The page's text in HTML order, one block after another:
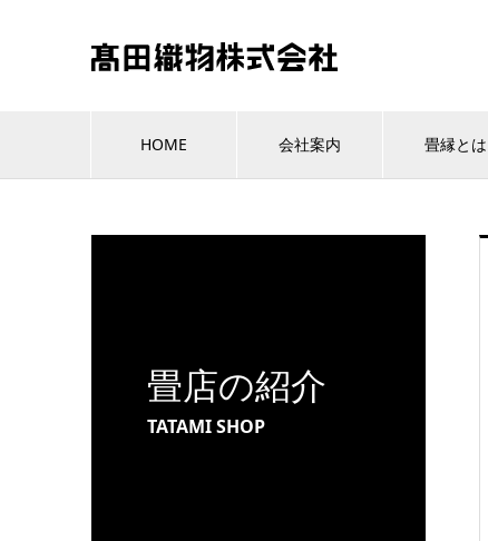
HOME 会社案内 畳縁とは
畳店の紹介
TATAMI SHOP